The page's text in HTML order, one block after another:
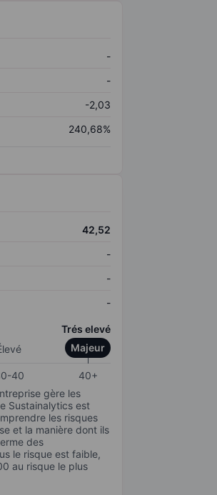
-
-
-2,03
240,68%
42,52
-
-
-
Trés elevé
Majeur
40
40+
gère les
Sustainalytics est
les risques
et la manière dont ils
des
le risque est faible,
au risque le plus